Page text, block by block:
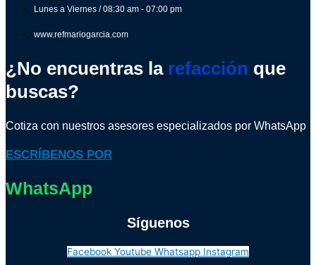
Lunes a Viernes / 08:30 am - 07:00 pm
www.refmariogarcia.com
¿No encuentras la refacción que
buscas?
Cotiza con nuestros asesores especializados por WhatsApp
ESCRÍBENOS POR
WhatsApp
Síguenos
Facebook Youtube Whatsapp Instagram